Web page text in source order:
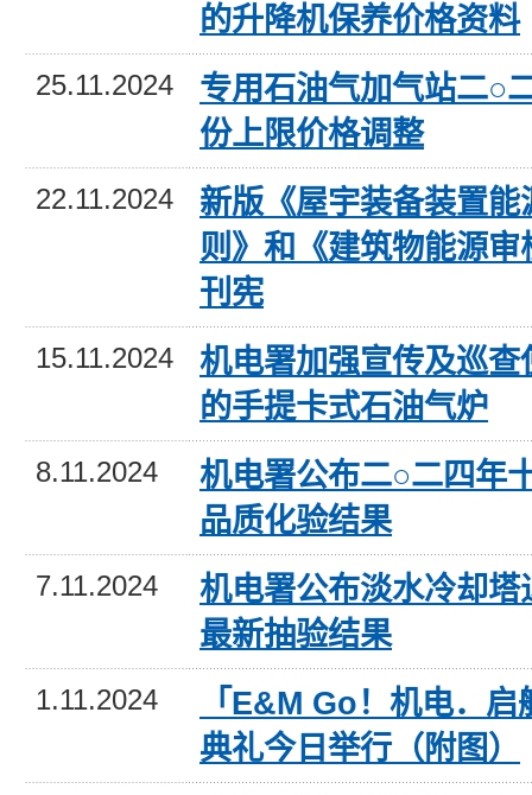
的升降机保养价格资料
25.11.2024
专用石油气加气站二○
份上限价格调整
22.11.2024
新版《屋宇装备装置能
则》和《建筑物能源审
刊宪
15.11.2024
机电署加强宣传及巡查
的手提卡式石油气炉
8.11.2024
机电署公布二○二四年
品质化验结果
7.11.2024
机电署公布淡水冷却塔
最新抽验结果
1.11.2024
「E&M Go！机电．
典礼今日举行（附图）